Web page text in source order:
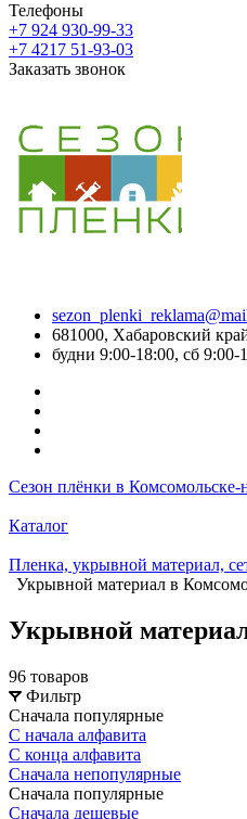
Телефоны
+7 924 930-99-33
+7 4217 51-93-03
Заказать звонок
681000, Хабаровский
будни 9:00-18:00, сб 9:00-
Сезон плёнки в
Каталог
Пленка, укрывной материал,
Укрывной материал в
Укрывной
96 товаров
Фильтр
Сначала популярные
С начала алфавита
С конца алфавита
Сначала непопулярные
Сначала популярные
Сначала дешевые